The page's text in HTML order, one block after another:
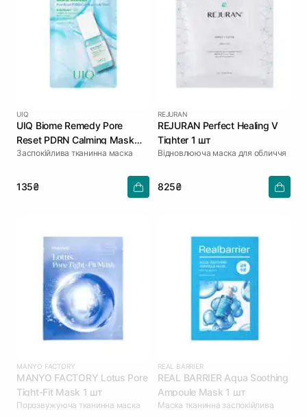
UIQ
UIQ Biome Remedy Pore
Reset PDRN Calming Mask
Sheet 22 мл
Заспокійлива тканинна маска
135₴
REJURAN
REJURAN Perfect Healing V
Tighter 1 шт
Відновлююча маска для обличчя
825₴
MANYO FACTORY
MANYO FACTORY Lotus Pore
Tight-Fit Mask 1 шт
Порозвужуюча тканинна маска
REAL BARRIER
REAL BARRIER Aqua Soothing
Ampoule Mask 1 шт
Маска тканинна заспокійлива